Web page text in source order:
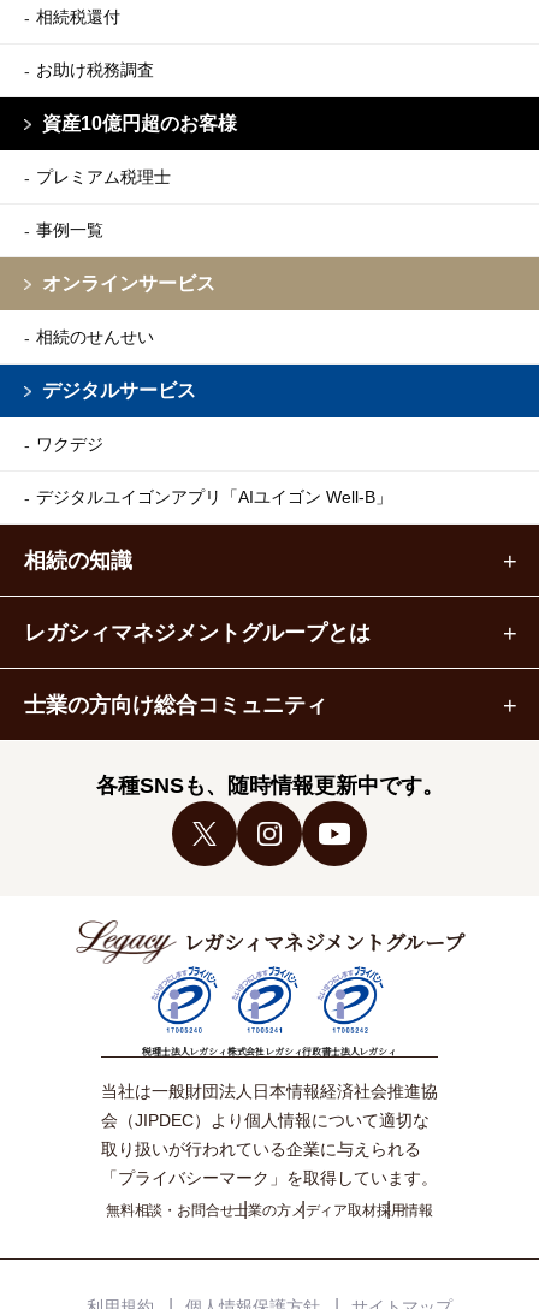
相続税還付
お助け税務調査
資産10億円超のお客様
プレミアム税理士
事例一覧
オンラインサービス
相続のせんせい
デジタルサービス
ワクデジ
デジタルユイゴンアプリ 「AIユイゴン Well-B」
相続の知識
レガシィマネジメントグループとは
士業の方向け総合コミュニティ
各種SNSも、随時情報更新中です。
レガシィマネジメントグループ
税理士法人レガシィ株式会社レガシィ行政書士法人レガシィ
当社は一般財団法人日本情報経済社会推進協
会（JIPDEC）より個人情報について適切な
取り扱いが行われている企業に与えられる
「プライバシーマーク」を取得しています。
無料相談・お問合せ士業の方メディア取材採用情報